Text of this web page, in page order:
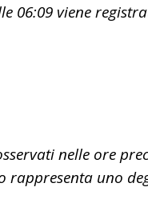
06:09 viene
nelle ore
rappresenta uno